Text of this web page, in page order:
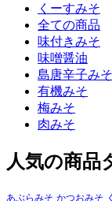
くーすみそ
全ての商品
味付きみそ
味噌醤油
島唐辛子みそ
有機みそ
梅みそ
肉みそ
人気の商品
あぶらみそ かつおみそ